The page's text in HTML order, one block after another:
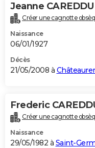
Jeanne CAREDDU
Créer une cagnotte
Naissance
06/01/1927
Décès
21/05/2008 à
Frederic
Créer une cagnotte
Naissance
29/05/1982 à Saint-